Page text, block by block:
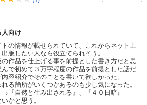
人向け
の情報が載せられていて、これからネット上
版したい人なら役立てられそう。
作品を仕上げる事を前提とした書き方だと思
で初めて３万字程度の作品を前提とした話だ
容紹介でそのことを書いて欲しかった。
る箇所がいくつかあるのも少し気になった。
→『自然と生み出される』、『４０日暗』
かと思う。